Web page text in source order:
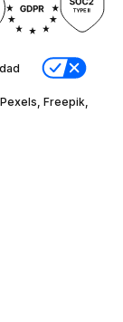
Freepik,